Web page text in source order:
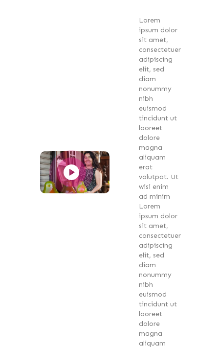
Lorem
ipsum dolor
sit amet,
consectetuer
adipiscing
elit, sed
diam
nonummy
nibh
euismod
tincidunt ut
laoreet
dolore
magna
aliquam
erat
volutpat. Ut
wisi enim
ad minim
Lorem
ipsum dolor
sit amet,
consectetuer
adipiscing
elit, sed
diam
nonummy
nibh
euismod
tincidunt ut
laoreet
dolore
magna
aliquam